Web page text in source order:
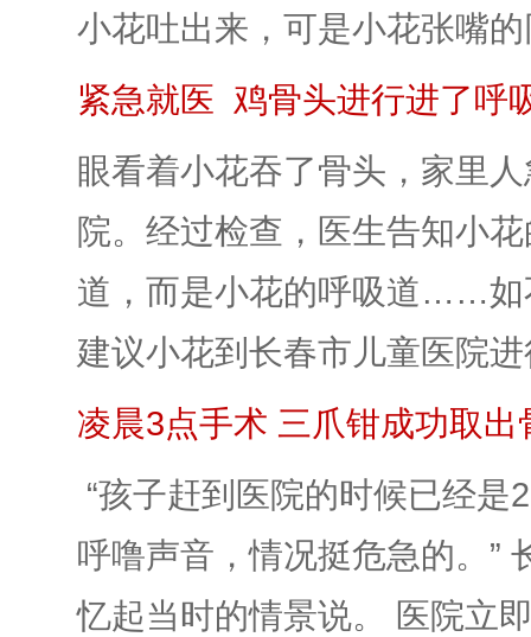
小花吐出来，可是小花张嘴
紧急就医 鸡骨头进行进了呼
眼看着小花吞了骨头，家里
院。经过检查，医生告知小
道，而是小花的呼吸道……如
建议小花到长春市儿童医院
凌晨3点手术 三爪钳成功取出
“孩子赶到医院的时候已经
呼噜声音，情况挺危急的。”
忆起当时的情景说。 医院立